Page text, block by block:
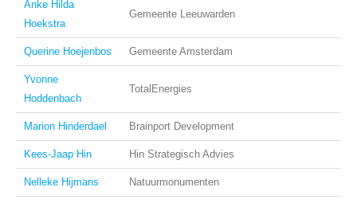
Anke Hilda
Hoekstra
Gemeente Leeuwarden
Querine Hoejenbos Gemeente Amsterdam
Yvonne
Hoddenbach
TotalEnergies
Marion Hinderdael Brainport Development
Kees-Jaap Hin Hin Strategisch Advies
Nelleke Hijmans Natuurmonumenten